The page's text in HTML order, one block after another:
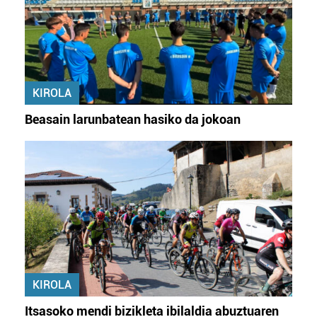
Webgune honek cookie propioak eta hirugarrenen cookie-
fitxategiak erabiltzen ditu. Zure esperientzia eta
zerbitzuak hobetzeko asmoz, cookie teknologiaz
baliatzen gara. Ohar hau onartuz gero, teknologia hori
erabiltzeko baimen esplizitua ematen diguzu.Gehiago
irakurri
KIROLA
Beasain larunbatean hasiko da jokoan
KIROLA
Itsasoko mendi bizikleta ibilaldia abuztuaren